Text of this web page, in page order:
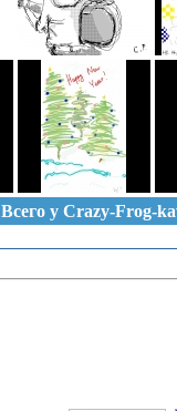
Всего у Crazy-Frog-